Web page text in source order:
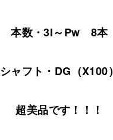
本数・3I～Pw 8本
シャフト・DG（X100）
超美品です！！！